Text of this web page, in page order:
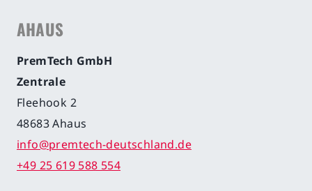
AHAUS
PremTech GmbH
Zentrale
Fleehook 2
48683 Ahaus
info@premtech-deutschland.de
+49 25 619 588 554
Karriere